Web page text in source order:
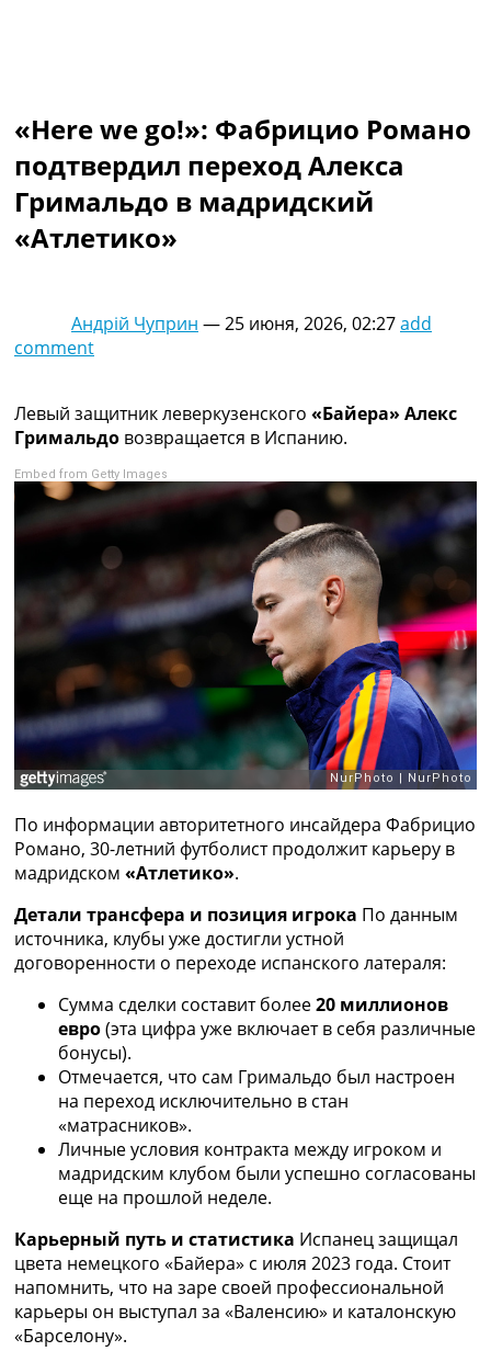
Украина. Первая Лига
Лига Чемпионов
Англия. Премьер Лига
Испания. Ла Лига
Другие Турниры >>>
Таблицы
Лига Чемпионов. Таблицы групп
Все таблицы >>>
Рейтинги
Рейтинг стран УЕФА
Рейтинг клубов УЕФА
Рейтинг ФИФА
ТВ программа
RU
UA
Categories
Главная
Новости футбола
Видео
Трансферы
Новости футбола Украины
Конкурс прогнозов
Логин
Рейтинги
Правила
Коллективный прогноз
Турниры
Чемпионат Мира
Украина. Премьер-Лига
Украина. Первая Лига
Лига Чемпионов
Англия. Премьер Лига
Испания. Ла Лига
Другие Турниры >>>
Таблицы
Таблицы групп Чемпионата Мира
Украина. Премьер-Лига
Украина. Первая Лига
Лига Чемпионов. Таблицы групп
Англия. Премьер-Лига
Испания. Ла Лига
Все таблицы >>>
Рейтинги
«Here we go!»: Фабрицио Романо
подтвердил переход Алекса
Гримальдо в мадридский
«Атлетико»
Андрій Чуприн —25 июня, 2026, 02:27add
comment
Левый защитник леверкузенского «Байера» Алекс
Гримальдо возвращается в Испанию.
Embed from Getty Images
По информации авторитетного инсайдера Фабрицио
Романо, 30-летний футболист продолжит карьеру в
мадридском «Атлетико».
Детали трансфера и позиция игрока По данным
источника, клубы уже достигли устной
договоренности о переходе испанского латераля:
Сумма сделки составит более20 миллионов
евро(эта цифра уже включает в себя различные
бонусы).
Отмечается, что сам Гримальдо был настроен
на переход исключительно в стан
«матрасников».
Личные условия контракта между игроком и
мадридским клубом были успешно согласованы
еще на прошлой неделе.
Карьерный путь и статистика Испанец защищал
цвета немецкого «Байера» с июля 2023 года. Стоит
напомнить, что на заре своей профессиональной
карьеры он выступал за «Валенсию» и каталонскую
«Барселону».